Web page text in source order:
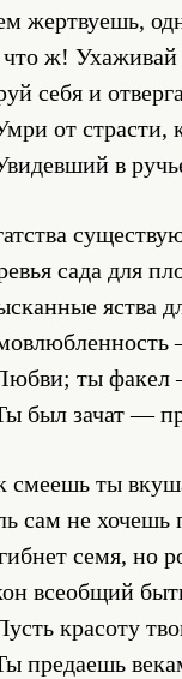
жертвуешь,
ж! Ухаживай
себя и
от страсти,
в
сада для
яства
ты факел
был зачат —
смеешь ты
сам не хочешь
семя, но
всеобщий
красоту
предаешь